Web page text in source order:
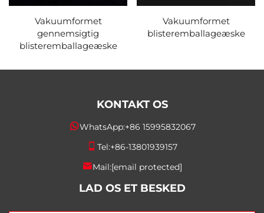
Vakuumformet
gennemsigtig
blisteremballageæske
Vakuumformet
blisteremballageæske
KONTAKT OS
WhatsApp:+86 15995832067
Tel:+86-13801939157
Mail:[email protected]
LAD OS ET BESKED